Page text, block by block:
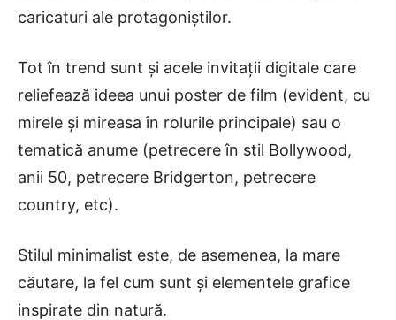
caricaturi ale protagoniștilor.
Tot în trend sunt și acele invitații digitale care
reliefează ideea unui poster de film (evident, cu
mirele și mireasa în rolurile principale) sau o
tematică anume (petrecere în stil Bollywood,
anii 50, petrecere Bridgerton, petrecere
country, etc).
Stilul minimalist este, de asemenea, la mare
căutare, la fel cum sunt și elementele grafice
inspirate din natură.